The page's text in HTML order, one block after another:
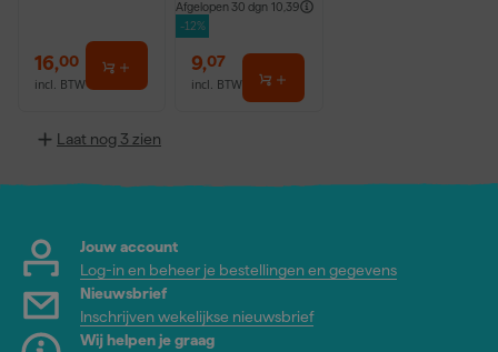
16,00
incl. BTW
Afgelopen 30 dgn 10,39
-12%
9,07
incl. BTW
Laat nog 3 zien
Jouw account
Log-in en beheer je bestellingen en gegevens
Nieuwsbrief
Inschrijven wekelijkse nieuwsbrief
Wij helpen je graag